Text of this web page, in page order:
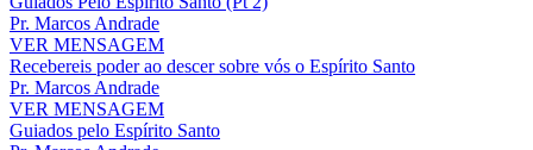
Pr. Marcos Andrade
VER MENSAGEM
Recebereis poder ao descer sobre vós o Espírito Santo
Pr. Marcos Andrade
VER MENSAGEM
Guiados pelo Espírito Santo